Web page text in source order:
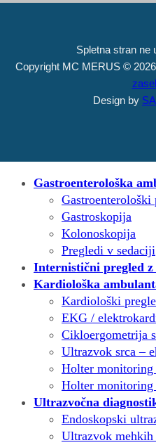
Spletna stran ne
Copyright MC MERUS ©
Design by
Gastroenterološka
Gastroenterološki
Gastroskopija
Kolonoskopija
Pregledi v sedaciji
Internistični pregled
Kardiološka
Kardiološki
EKG /
Cikloergometrija
Ultrazvok srca –
Holter monitoring
Holter
Ultrazvočna
Endoskopski
Ultrazvok